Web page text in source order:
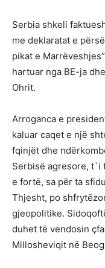
Serbia shkeli
me deklaratat e
pikat e
hartuar nga BE-ja
Ohrit.
Arroganca e
kaluar caqet e një
fqinjët dhe
Serbisë agresore, t`i
e fortë, sa për ta
Thjesht, po
gjeopolitike.
duhet të vendosin
Millosheviqit në